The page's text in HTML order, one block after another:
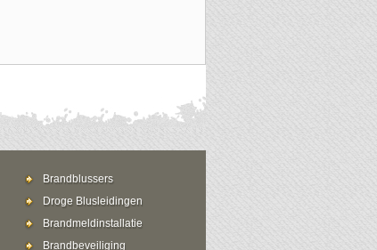
Brandblussers
Droge Blusleidingen
Brandmeldinstallatie
Brandbeveiliging